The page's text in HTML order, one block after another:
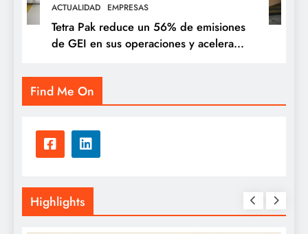
ACTUALIDAD EMPRESAS
Tetra Pak reduce un 56% de emisiones
de GEI en sus operaciones y acelera
más sostenible
Find Me On
Highlights